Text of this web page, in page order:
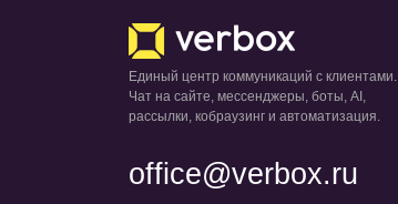
Единый центр коммуникаций с клиентами.
Чат на сайте, мессенджеры, боты, AI,
рассылки, кобраузинг и автоматизация.
office@verbox.ru